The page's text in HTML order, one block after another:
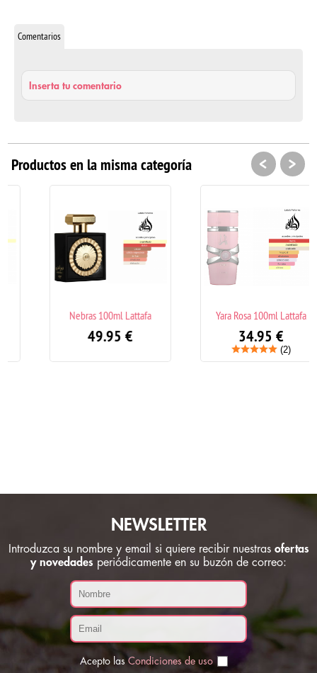
Comentarios
Inserta tu comentario
Productos en la misma categoría
Nebras 100ml Lattafa
49.95€
Yara Rosa 100ml Lattafa
34.95€
(2)
< >
NEWSLETTER
Introduzca su nombre y email si quiere recibir nuestras ofertas
y novedades periódicamente en su buzón de correo:
Acepto las Condiciones de uso